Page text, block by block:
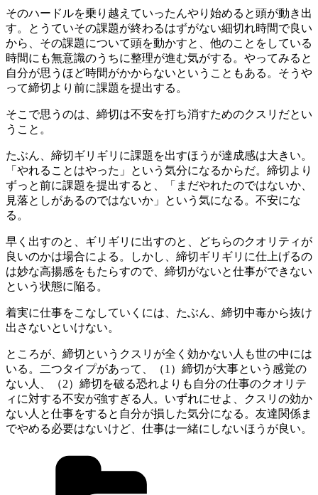
そのハードルを乗り越えていったんやり始めると頭が動き出
す。とうていその課題が終わるはずがない細切れ時間で良い
から、その課題について頭を動かすと、他のことをしている
時間にも無意識のうちに整理が進む気がする。やってみると
自分が思うほど時間がかからないということもある。そうや
って締切より前に課題を提出する。
そこで思うのは、締切は不安を打ち消すためのクスリだとい
うこと。
たぶん、締切ギリギリに課題を出すほうが達成感は大きい。
「やれることはやった」という気分になるからだ。締切より
ずっと前に課題を提出すると、「まだやれたのではないか、
見落としがあるのではないか」という気になる。不安にな
る。
早く出すのと、ギリギリに出すのと、どちらのクオリティが
良いのかは場合による。しかし、締切ギリギリに仕上げるの
は妙な高揚感をもたらすので、締切がないと仕事ができない
という状態に陥る。
着実に仕事をこなしていくには、たぶん、締切中毒から抜け
出さないといけない。
ところが、締切というクスリが全く効かない人も世の中には
いる。二つタイプがあって、（1）締切が大事という感覚の
ない人、（2）締切を破る恐れよりも自分の仕事のクオリテ
ィに対する不安が強すぎる人。いずれにせよ、クスリの効か
ない人と仕事をすると自分が損した気分になる。友達関係ま
でやめる必要はないけど、仕事は一緒にしないほうが良い。